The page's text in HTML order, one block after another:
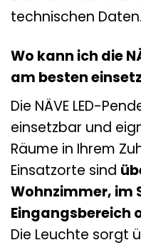
technischen Daten.
Wo kann ich die
am besten
Die NÄVE LED-
einsetzbar und
Räume in Ihrem
Einsatzorte sind
Wohnzimmer, im
Eingangsbereich
Die Leuchte sorgt